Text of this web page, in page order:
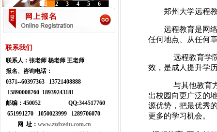
6
5
4
3
2
1
联系我们
联系人： 张老师 杨老师 王老师
报名、咨询电话：
0371--60397363 13721408888
15890008760 18939243181
邮编：450052 QQ:344517760
651991270 1050023999
1289706070
网 址： www.zzdxedu.com.cn
郑州大学远程
远程教育是网
任何地点、从任何
远程教育学
效，是成人提升学
与其他教育
出校园向更广泛的
源优势，把最优秀
更多的学习机会。